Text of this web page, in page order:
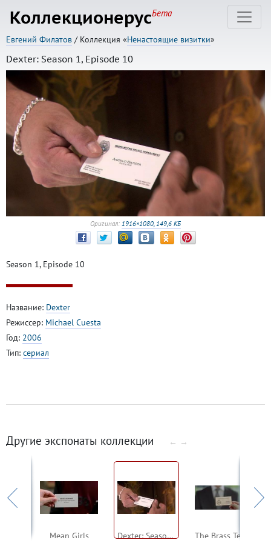
КоллекционерусБета
Евгений Филатов / Коллекция «Ненастоящие визитки»
Dexter: Season 1, Episode 10
Оригинал: 1916×1080, 149,6 КБ
Season 1, Episode 10
Название: Dexter
Режиссер: Michael Cuesta
Год: 2006
Тип: сериал
Другие экспонаты коллекции ← →
Mean Girls Dexter: Season 1, Episode 10